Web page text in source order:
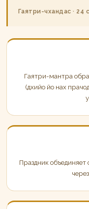
Гаятри-чхандас · 24
Гаятри-мантра
(дхийо йо нах
Праздник